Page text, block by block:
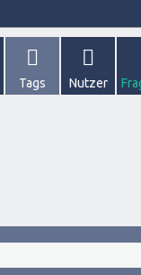
Tags Nutzer